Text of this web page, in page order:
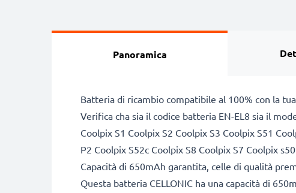
Panoramica
Batteria di ricambio compatibile al 100% con la
Verifica cha sia il codice batteria EN-EL8 sia il
Coolpix S1 Coolpix S2 Coolpix S3 Coolpix S51
P2 Coolpix S52c Coolpix S8 Coolpix S7 Coolpix s50
Capacità di 650mAh garantita, celle di qualità
Questa batteria CELLONIC ha una capacità di